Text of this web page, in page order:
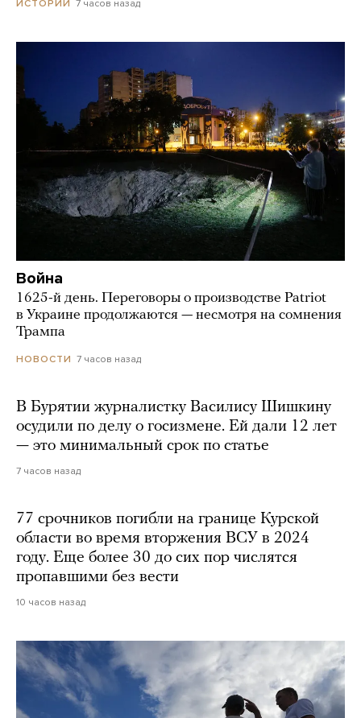
ИСТОРИИ 7 часов назад
Война
1625-й день. Переговоры о производстве Patriot
в Украине продолжаются — несмотря на сомнения
Трампа
НОВОСТИ 7 часов назад
В Бурятии журналистку Василису Шишкину
осудили по делу о госизмене. Ей дали 12 лет
— это минимальный срок по статье
7 часов назад
77 срочников погибли на границе Курской
области во время вторжения ВСУ в 2024
году. Еще более 30 до сих пор числятся
пропавшими без вести
10 часов назад